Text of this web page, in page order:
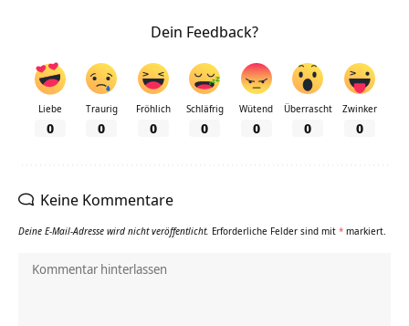
Dein Feedback?
Liebe
0
Traurig
0
Fröhlich
0
Schläfrig
0
Wütend
0
Überrascht
0
Zwinker
0
Keine Kommentare
Deine E-Mail-Adresse wird nicht veröffentlicht. Erforderliche Felder sind mit * markiert.